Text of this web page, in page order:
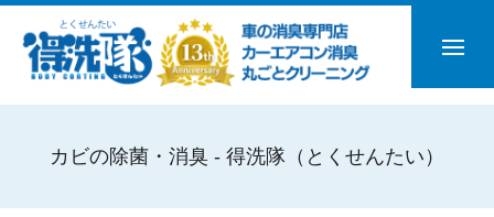
カビの除菌・消臭 - 得洗隊（とくせんたい）